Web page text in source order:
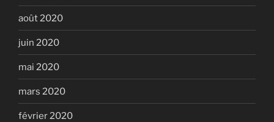
août 2020
juin 2020
mai 2020
mars 2020
février 2020